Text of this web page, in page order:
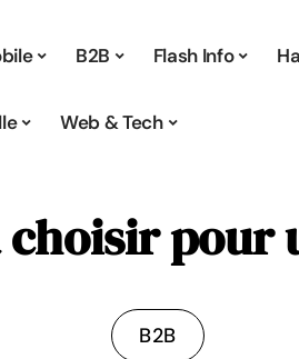
B2B Flash Info
Web & Tech
choisir
B2B